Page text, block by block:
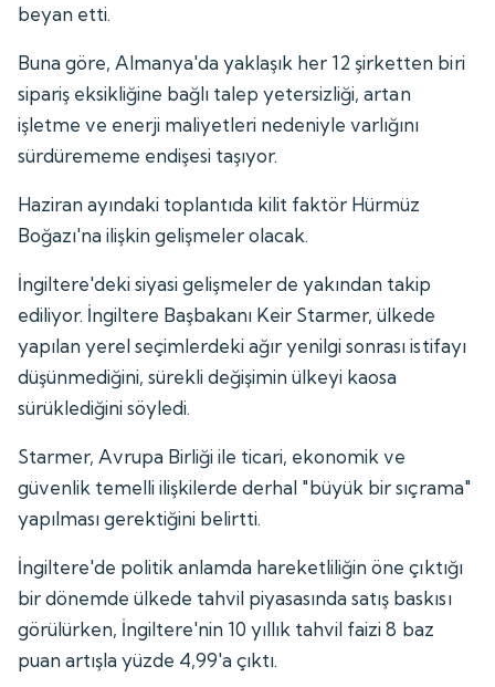
beyan etti.
Buna göre, Almanya'da yaklaşık her 12 şirketten biri
sipariş eksikliğine bağlı talep yetersizliği, artan
işletme ve enerji maliyetleri nedeniyle varlığını
sürdürememe endişesi taşıyor.
Haziran ayındaki toplantıda kilit faktör Hürmüz
Boğazı'na ilişkin gelişmeler olacak.
İngiltere'deki siyasi gelişmeler de yakından takip
ediliyor. İngiltere Başbakanı Keir Starmer, ülkede
yapılan yerel seçimlerdeki ağır yenilgi sonrası istifayı
düşünmediğini, sürekli değişimin ülkeyi kaosa
sürüklediğini söyledi.
Starmer, Avrupa Birliği ile ticari, ekonomik ve
güvenlik temelli ilişkilerde derhal "büyük bir sıçrama"
yapılması gerektiğini belirtti.
İngiltere'de politik anlamda hareketliliğin öne çıktığı
bir dönemde ülkede tahvil piyasasında satış baskısı
görülürken, İngiltere'nin 10 yıllık tahvil faizi 8 baz
puan artışla yüzde 4,99'a çıktı.